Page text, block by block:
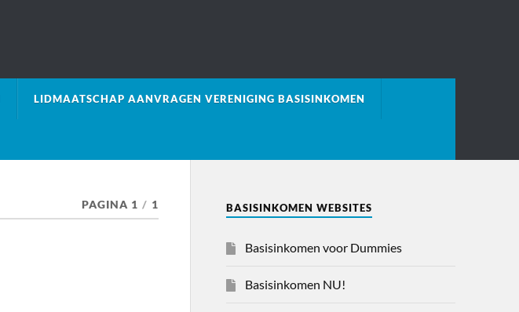
LIDMAATSCHAP AANVRAGEN VERENIGING BASISINKOMEN
PAGINA 1 / 1 BASISINKOMEN WEBSITES
Basisinkomen voor Dummies
Basisinkomen NU!